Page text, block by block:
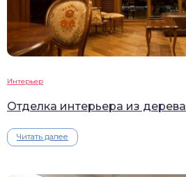
Интерьер
Отделка интерьера из дерева
Читать далее